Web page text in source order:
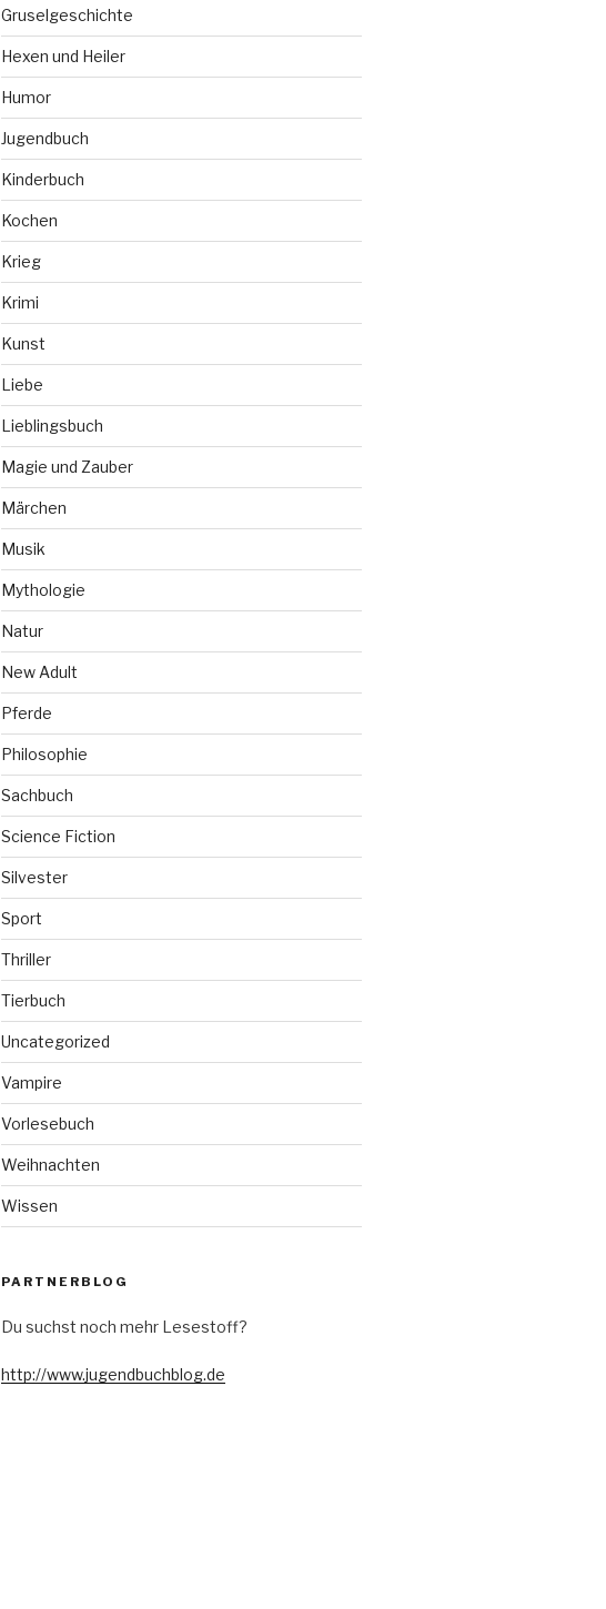
Gruselgeschichte
Hexen und Heiler
Humor
Jugendbuch
Kinderbuch
Kochen
Krieg
Krimi
Kunst
Liebe
Lieblingsbuch
Magie und Zauber
Märchen
Musik
Mythologie
Natur
New Adult
Pferde
Philosophie
Sachbuch
Science Fiction
Silvester
Sport
Thriller
Tierbuch
Uncategorized
Vampire
Vorlesebuch
Weihnachten
Wissen
PARTNERBLOG
Du suchst noch mehr Lesestoff?
http://www.jugendbuchblog.de